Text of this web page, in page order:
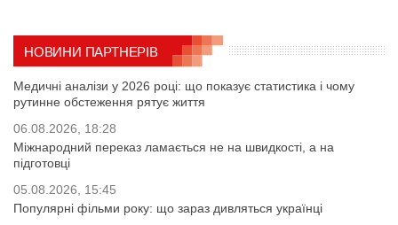
НОВИНИ ПАРТНЕРІВ
Медичні аналізи у 2026 році: що показує статистика і чому
рутинне обстеження рятує життя
06.08.2026, 18:28
Міжнародний переказ ламається не на швидкості, а на
підготовці
05.08.2026, 15:45
Популярні фільми року: що зараз дивляться українці